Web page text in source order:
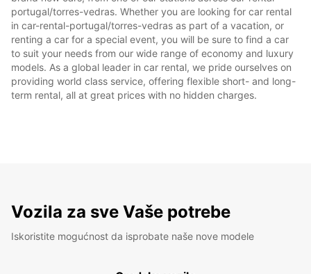
portugal/torres-vedras. Whether you are looking for car rental
in car-rental-portugal/torres-vedras as part of a vacation, or
renting a car for a special event, you will be sure to find a car
to suit your needs from our wide range of economy and luxury
models. As a global leader in car rental, we pride ourselves on
providing world class service, offering flexible short- and long-
term rental, all at great prices with no hidden charges.
Vozila za sve Vaše potrebe
Iskoristite mogućnost da isprobate naše nove modele